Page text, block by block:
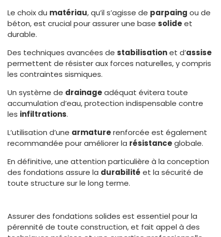
Le choix du matériau, qu’il s’agisse de parpaing ou de
béton, est crucial pour assurer une base solideet
durable.
Des techniques avancées de stabilisationet d’assise
permettent de résister aux forces naturelles, y compris
les contraintes sismiques.
Un système de drainageadéquat évitera toute
accumulation d’eau, protection indispensable contre
les infiltrations.
L’utilisation d’une armaturerenforcée est également
recommandée pour améliorer la résistanceglobale.
En définitive, une attention particulière à la conception
des fondations assure la durabilité et la sécurité de
toute structure sur le long terme.
Assurer des fondations solides est essentiel pour la
pérennité de toute construction, et fait appel à des